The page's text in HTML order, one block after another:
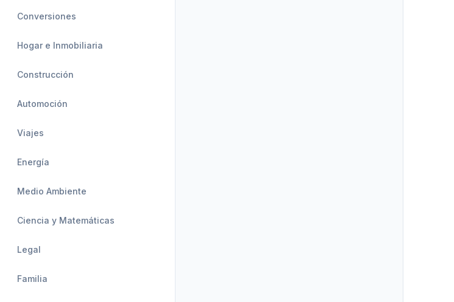
Conversiones
Hogar e Inmobiliaria
Construcción
Automoción
Viajes
Energía
Medio Ambiente
Ciencia y Matemáticas
Legal
Familia